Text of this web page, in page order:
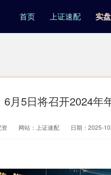
首页 上证速配 实
月5日将召开2024年
资 网站：上证速配 日期：2025-